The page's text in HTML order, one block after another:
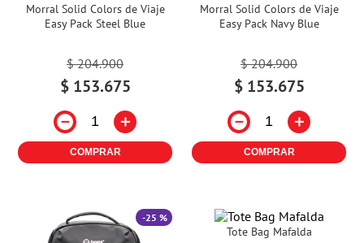
Morral Solid Colors de Viaje
Easy Pack Steel Blue
$ 204.900
$ 153.675
－ ＋
COMPRAR
Morral Solid Colors de Viaje
Easy Pack Navy Blue
$ 204.900
$ 153.675
－ ＋
COMPRAR
-25 %
Tote Bag Mafalda